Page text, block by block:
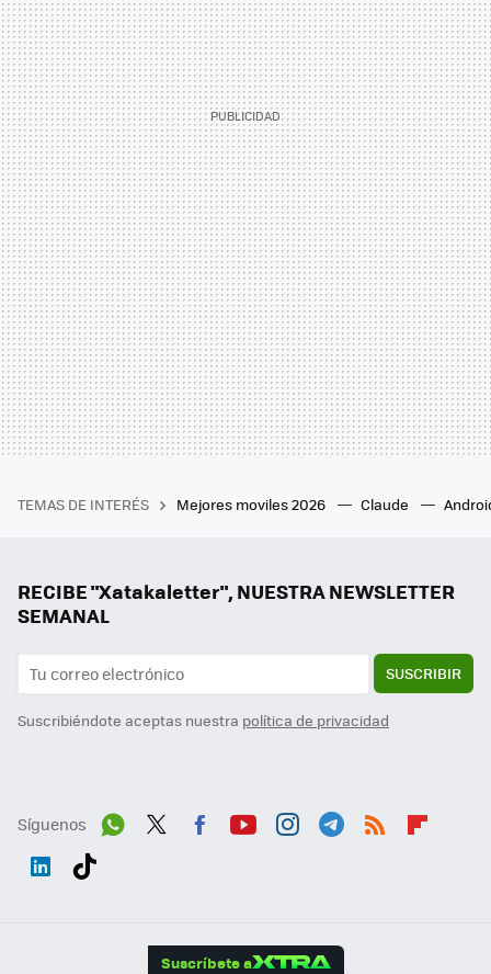
TEMAS DE INTERÉS Mejores moviles 2026 Claude
RECIBE "Xatakaletter", NUESTRA NEWSLETTER
SEMANAL
SUSCRIBIR
Suscribiéndote aceptas nuestra política de privacidad
Síguenos
Suscríbete a